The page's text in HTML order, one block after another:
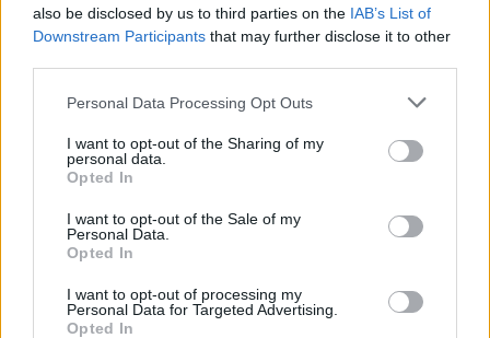
also be disclosed by us to third parties on the IAB’s List of
Downstream Participants that may further disclose it to other
Please note that this website/app uses one or more Google
not limited to your visit or usage behaviour. You may click to
grant or deny consent to Google and its third-party tags to
use your data for below specified purposes in below Google
consent section.
Personal Data Processing Opt Outs
I want to opt-out of the Sharing of my
personal data.
Opted In
I want to opt-out of the Sale of my
Personal Data.
Opted In
I want to opt-out of processing my
Personal Data for Targeted Advertising.
Opted In